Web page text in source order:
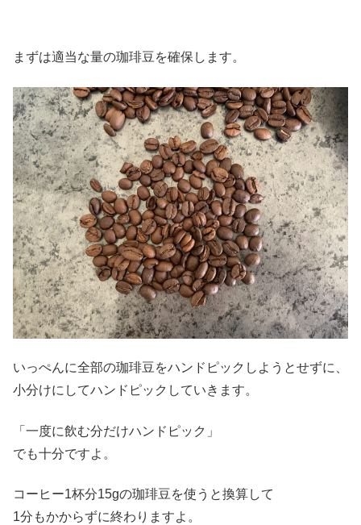
まずは適当な量の珈琲豆を確保します。
いっぺんに全部の珈琲豆をハンドピックしようとせずに、
小分けにしてハンドピックしていきます。
「一度に飲む分だけハンドピック」
でも十分ですよ。
コーヒー1杯分15gの珈琲豆を使うと換算して
1分もかからずに終わりますよ。